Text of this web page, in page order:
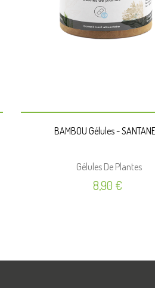
BAMBOU Gélules -
Gélules De Plantes
Prix
8,90 €